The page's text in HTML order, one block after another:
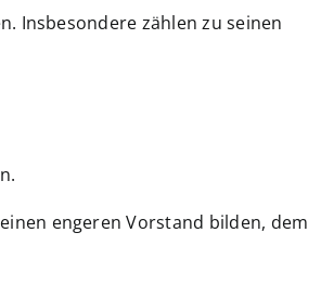
Insbesondere zählen zu seinen
engeren Vorstand bilden, dem